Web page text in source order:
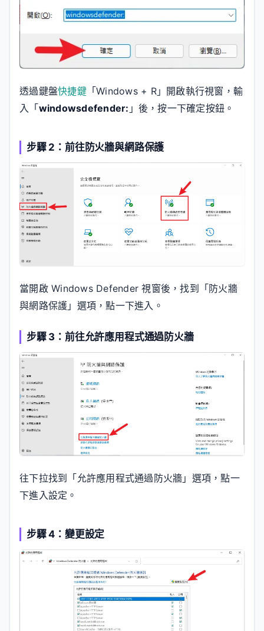
透過鍵盤快捷鍵「Windows + R」開啟執行視窗，輸
入「windowsdefender: 」後，按一下確定按鈕。
步驟 2：前往防火牆與網路保護
當開啟 Windows Defender 視窗後，找到「防火牆
與網路保護」選項，點一下進入。
步驟 3：前往允許應用程式通過防火牆
往下拉找到「允許應用程式通過防火牆」選項，點一
下進入設定。
步驟 4：變更設定